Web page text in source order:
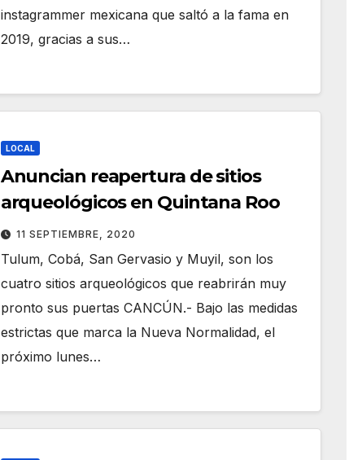
instagrammer mexicana que saltó a la fama en
2019, gracias a sus…
LOCAL
Anuncian reapertura de sitios
arqueológicos en Quintana Roo
11 SEPTIEMBRE, 2020
Tulum, Cobá, San Gervasio y Muyil, son los
cuatro sitios arqueológicos que reabrirán muy
pronto sus puertas CANCÚN.- Bajo las medidas
estrictas que marca la Nueva Normalidad, el
próximo lunes…